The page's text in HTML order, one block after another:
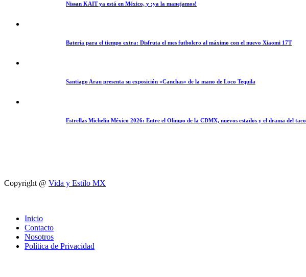
Nissan KAIT ya está en México, y ¡ya la manejamos!
Batería para el tiempo extra: Disfruta el mes futbolero al máximo con el nuevo Xiaomi 17T
Santiago Arau presenta su exposición «Canchas» de la mano de Loco Tequila
Estrellas Michelin México 2026: Entre el Olimpo de la CDMX, nuevos estados y el drama del taco
Copyright @ Vida y Estilo MX
Inicio
Contacto
Nosotros
Política de Privacidad